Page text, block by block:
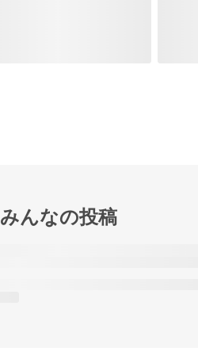
みんなの投稿